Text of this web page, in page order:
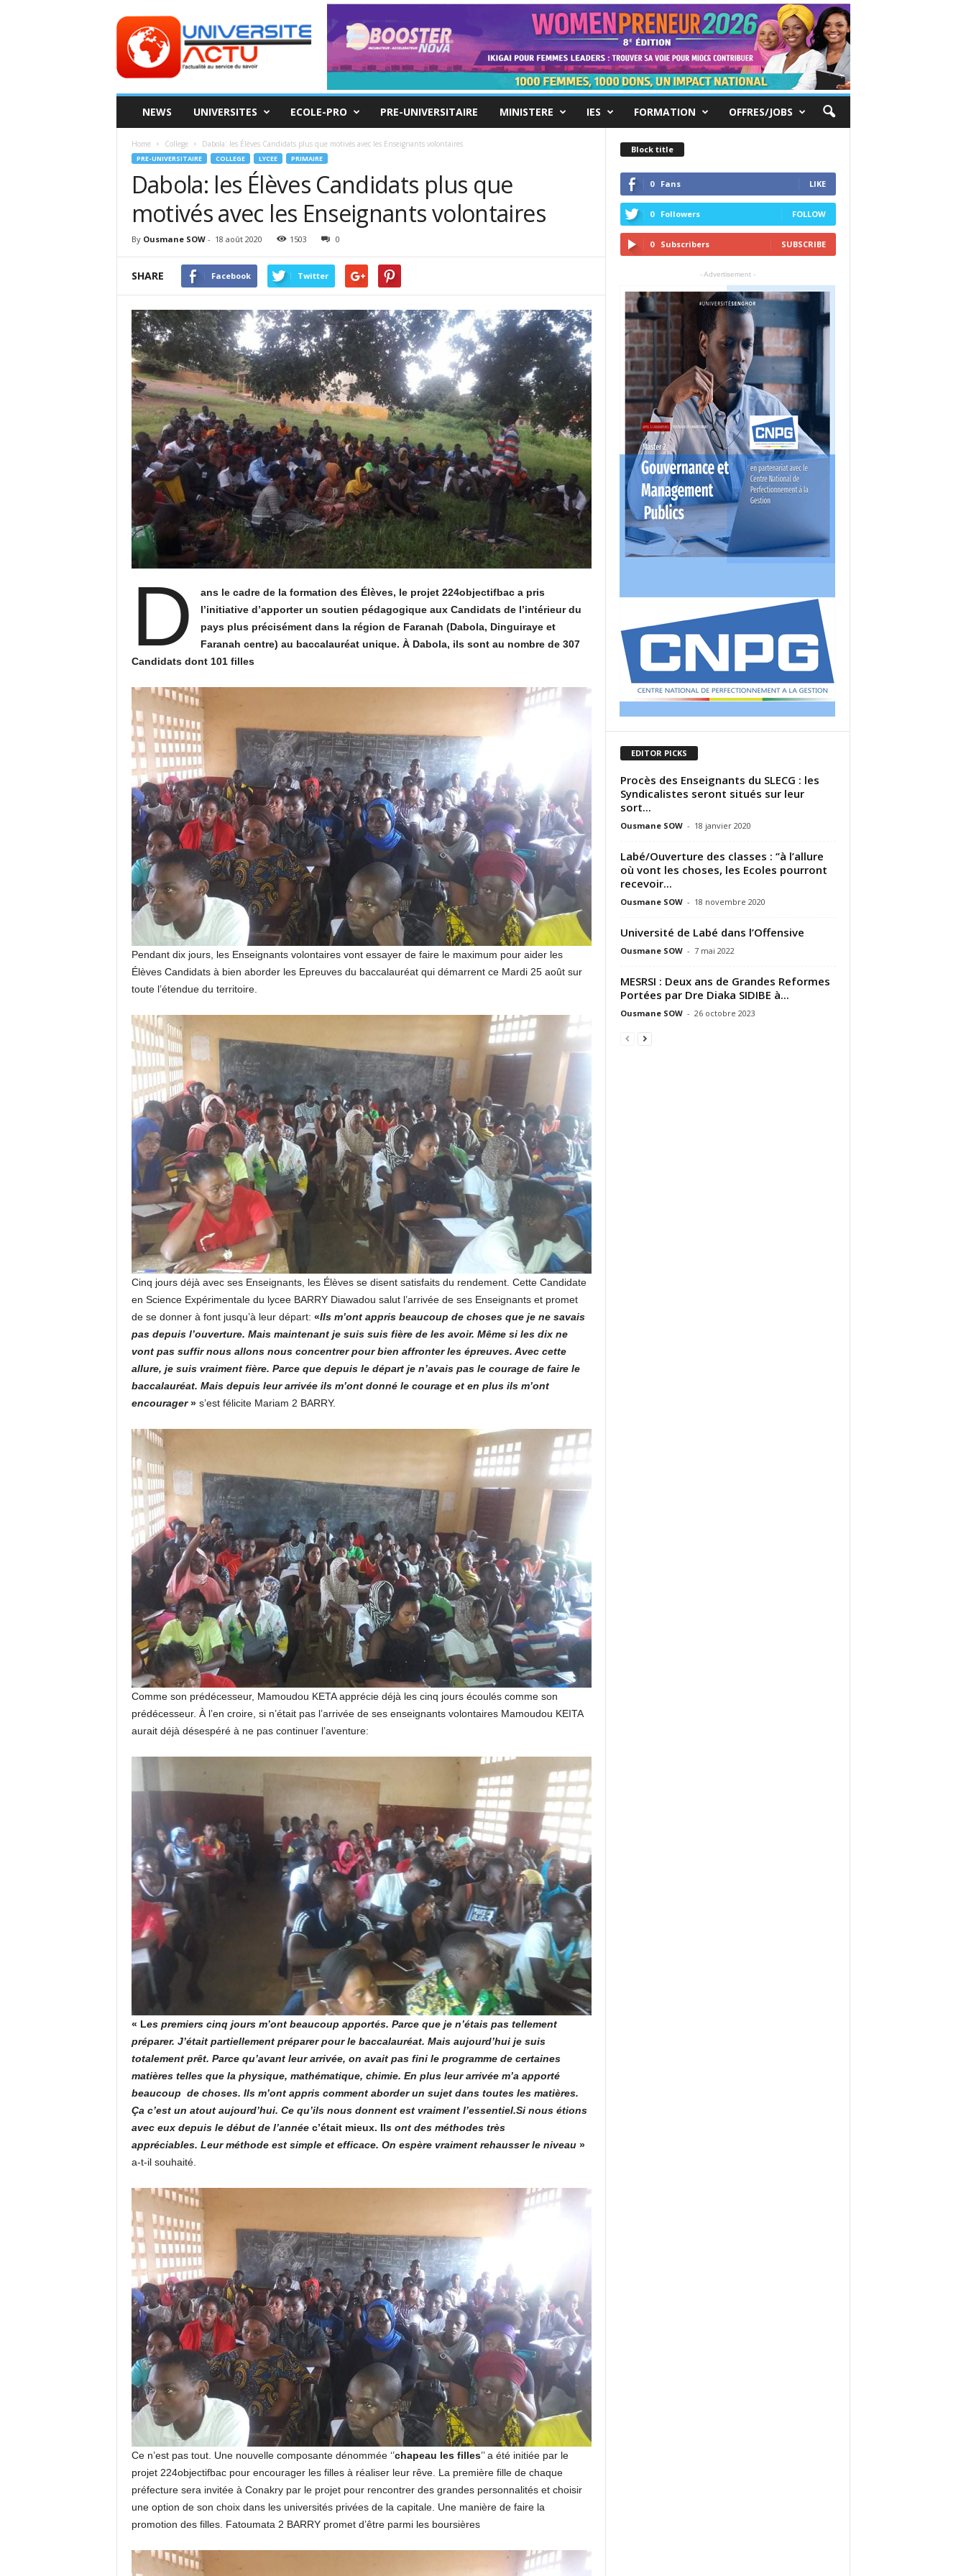
ACTU
NEWS UNIVERSITES ECOLE-PRO PRE-UNIVERSITAIRE MINISTERE IES FORMATION OFFRES/JOBS
Home College Dabola: les Élèves Candidats plus que motivés avec les Enseignants volontaires
PRE-UNIVERSITAIRE COLLEGE LYCEE PRIMAIRE
Dabola: les Élèves Candidats plus que
motivés avec les Enseignants volontaires
By Ousmane SOW- 18 août 2020 1503 0
SHARE Facebook Twitter
D
ans le cadre de la formation des Élèves, le projet 224objectifbac a pris
l’initiative d’apporter un soutien pédagogique aux Candidats de l’intérieur du
pays plus précisément dans la région de Faranah (Dabola, Dinguiraye et
Faranah centre) au baccalauréat unique. À Dabola, ils sont au nombre de 307
Candidats dont 101 filles
Pendant dix jours, les Enseignants volontaires vont essayer de faire le maximum pour aider les
Élèves Candidats à bien aborder les Epreuves du baccalauréat qui démarrent ce Mardi 25 août sur
toute l’étendue du territoire.
Cinq jours déjà avec ses Enseignants, les Élèves se disent satisfaits du rendement. Cette Candidate
en Science Expérimentale du lycee BARRY Diawadou salut l’arrivée de ses Enseignants et promet
de se donner à font jusqu’à leur départ: «Ils m’ont appris beaucoup de choses que je ne savais
pas depuis l’ouverture. Mais maintenant je suis suis fière de les avoir. Même si les dix ne
vont pas suffir nous allons nous concentrer pour bien affronter les épreuves. Avec cette
allure, je suis vraiment fière. Parce que depuis le départ je n’avais pas le courage de faire le
baccalauréat. Mais depuis leur arrivée ils m’ont donné le courage et en plus ils m’ont
encourager» s’est félicite Mariam 2 BARRY.
Comme son prédécesseur, Mamoudou KETA apprécie déjà les cinq jours écoulés comme son
prédécesseur. À l’en croire, si n’était pas l’arrivée de ses enseignants volontaires Mamoudou KEITA
aurait déjà désespéré à ne pas continuer l’aventure:
« Les premiers cinq jours m’ont beaucoup apportés. Parce que je n’étais pas tellement
préparer. J’était partiellement préparer pour le baccalauréat. Mais aujourd’hui je suis
totalement prêt. Parce qu’avant leur arrivée, on avait pas fini le programme de certaines
matières telles que la physique, mathématique, chimie. En plus leur arrivée m’a apporté
beaucoup de choses. Ils m’ont appris comment aborder un sujet dans toutes les matières.
Ça c’est un atout aujourd’hui. Ce qu’ils nous donnent est vraiment l’essentiel.Si nous étions
avec eux depuis le début de l’année c’était mieux. Ils ont des méthodes très
appréciables. Leur méthode est simple et efficace. On espère vraiment rehausser le niveau »
a-t-il souhaité.
Ce n’est pas tout. Une nouvelle composante dénommée ‘’chapeau les filles’’ a été initiée par le
projet 224objectifbac pour encourager les filles à réaliser leur rêve. La première fille de chaque
préfecture sera invitée à Conakry par le projet pour rencontrer des grandes personnalités et choisir
une option de son choix dans les universités privées de la capitale. Une manière de faire la
promotion des filles. Fatoumata 2 BARRY promet d’être parmi les boursières
Block title
0 Fans LIKE
0 Followers FOLLOW
0 Subscribers SUBSCRIBE
- Advertisement -
EDITOR PICKS
Procès des Enseignants du SLECG : les
Syndicalistes seront situés sur leur
sort...
Ousmane SOW - 18 janvier 2020
Labé/Ouverture des classes : ‘’à l’allure
où vont les choses, les Ecoles pourront
recevoir...
Ousmane SOW - 18 novembre 2020
Université de Labé dans l’Offensive
Ousmane SOW - 7 mai 2022
MESRSI : Deux ans de Grandes Reformes
Portées par Dre Diaka SIDIBE à...
Ousmane SOW - 26 octobre 2023